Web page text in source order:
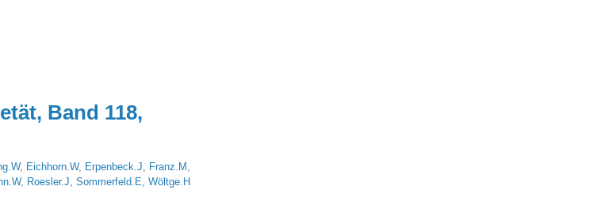
Band 118,
, Eichhorn.W, Erpenbeck.J Franz.M
, Roesler.J Sommerfeld.E Wöltge.H